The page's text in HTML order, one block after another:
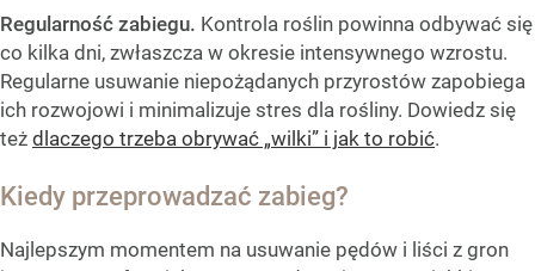
Regularność zabiegu. Kontrola roślin powinna odbywać się
co kilka dni, zwłaszcza w okresie intensywnego wzrostu.
Regularne usuwanie niepożądanych przyrostów zapobiega
ich rozwojowi i minimalizuje stres dla rośliny. Dowiedz się
też dlaczego trzeba obrywać „wilki” i jak to robić.
Kiedy przeprowadzać zabieg?
Najlepszym momentem na usuwanie pędów i liści z gron